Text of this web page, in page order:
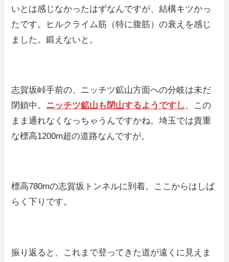
いとは感じなかったはずなんですが、結構キツかっ
たです。ヒルクライム筋（特に腹筋）の衰えを感じ
ました。鍛えないと。
志賀坂峠手前の、ニッチツ鉱山方面への分岐は未だ
閉鎖中。 ニッチツ鉱山も閉山するようですし 、この
まま通れなくなっちゃうんですかね。埼玉では貴重
な標高1200m超の道路なんですが。
標高780mの志賀坂トンネルに到着。ここからはしば
らく下りです。
振り返ると、これまで登ってきた道が遠くに見えま